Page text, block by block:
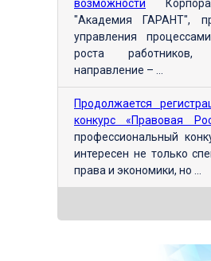
возможности
"Академия ГАРАНТ",
управления
роста работников,
направление – ...
Продолжается
конкурс «Правовая
профессиональный
интересен не только
права и экономики, но ...